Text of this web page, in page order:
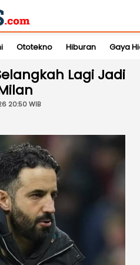
Ototekno Hiburan Gaya
Lagi Jadi
20:50 WIB